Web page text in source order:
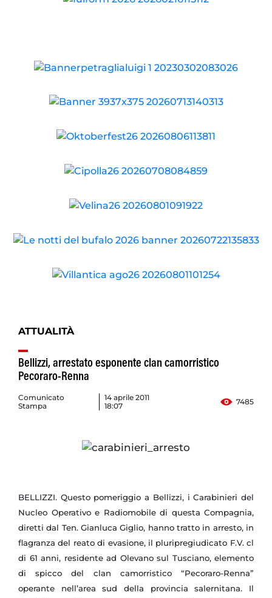
ATTUALITÀ
Bellizzi, arrestato esponente clan camorristico
Pecoraro-Renna
Comunicato
Stampa
14 aprile 2011
18:07
7485
BELLIZZI. Questo pomeriggio a Bellizzi, i Carabinieri del
Nucleo Operativo e Radiomobile di questa Compagnia,
diretti dal Ten. Gianluca Giglio, hanno tratto in arresto, in
flagranza del reato di evasione, il pluripregiudicato F.V. cl
di 61 anni, residente ad Olevano sul Tusciano, elemento
di spicco del clan camorristico “Pecoraro-Renna”
operante nell’area sud della provincia salernitana. Il